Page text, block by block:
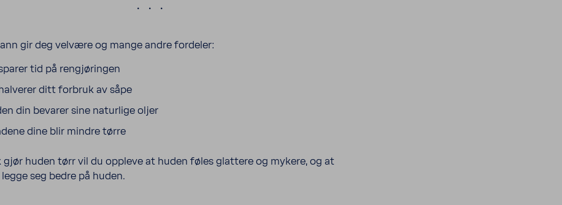
.
gir deg velvære og mange andre fordeler:
tid på rengjøringen
ditt forbruk av såpe
din bevarer sine naturlige oljer
dine blir mindre tørre
gjør huden tørr vil du oppleve at huden føles glattere og mykere, og at
seg bedre på huden.